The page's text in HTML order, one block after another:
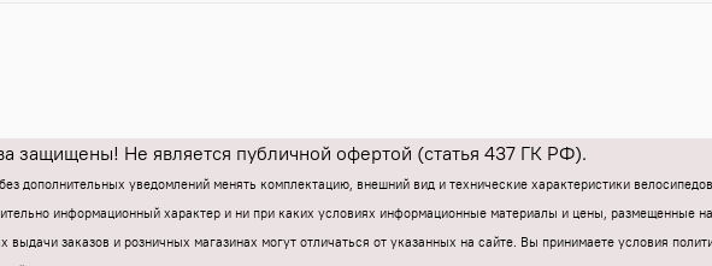
Не является публичной офертой (статья 437 ГК РФ).
дополнительных уведомлений менять комплектацию, внешний вид и технические характеристики
информационный характер и ни при каких условиях информационные материалы и цены, размещенные
выдачи заказов и розничных магазинах могут отличаться от указанных на сайте. Вы принимаете условия